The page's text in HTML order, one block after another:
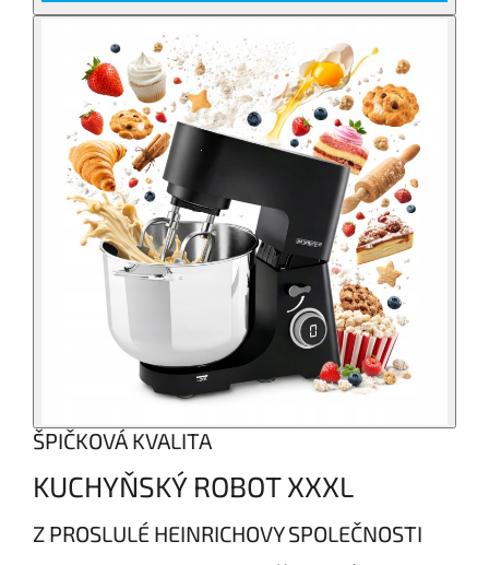
ŠPIČKOVÁ KVALITA
KUCHYŇSKÝ ROBOT XXXL
Z PROSLULÉ HEINRICHOVY SPOLEČNOSTI